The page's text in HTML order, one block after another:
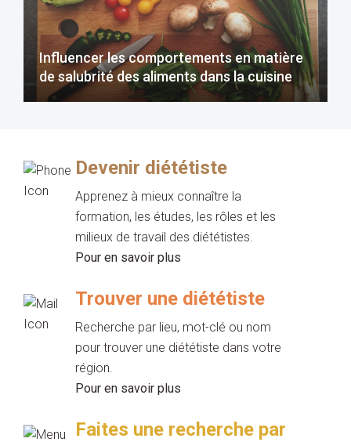
Influencer les comportements en matière
de salubrité des aliments dans la cuisine
Devenir diététiste
Apprenez à mieux connaître la
formation, les études, les rôles et les
milieux de travail des diététistes.
Pour en savoir plus
Trouver une diététiste
Recherche par lieu, mot-clé ou nom
pour trouver une diététiste dans votre
région.
Pour en savoir plus
Faites une recherche par